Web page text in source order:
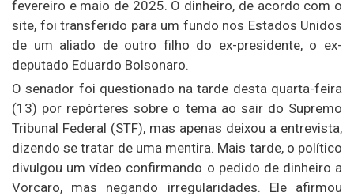
fevereiro e maio de 2025. O dinheiro, de acordo com o
site, foi transferido para um fundo nos Estados Unidos
de um aliado de outro filho do ex-presidente, o ex-
deputado Eduardo Bolsonaro.
O senador foi questionado na tarde desta quarta-feira
(13) por repórteres sobre o tema ao sair do Supremo
Tribunal Federal (STF), mas apenas deixou a entrevista,
dizendo se tratar de uma mentira. Mais tarde, o político
divulgou um vídeo confirmando o pedido de dinheiro a
Vorcaro, mas negando irregularidades. Ele afirmou